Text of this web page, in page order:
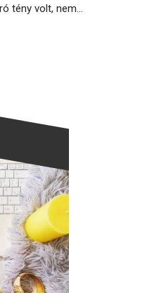
tény volt, nem...